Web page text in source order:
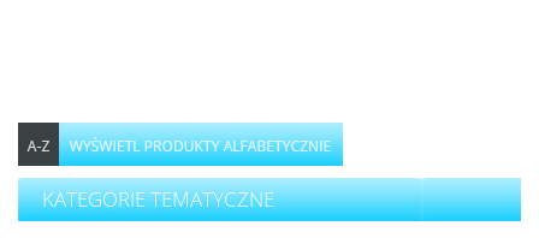
KATEGORIE TEMATYCZNE